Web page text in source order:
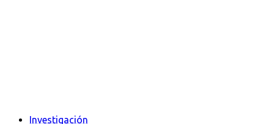
Investigación